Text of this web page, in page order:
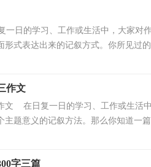
日的学习、工作或生活中，大家对
形式表达出来的记叙方式。你所见过
作文
文 在日复一日的学习、工作或生活
主题意义的记叙方法。那么你知道一
字三篇